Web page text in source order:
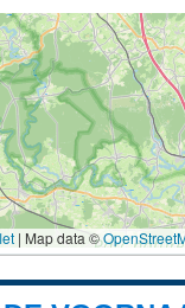
| Map data ©